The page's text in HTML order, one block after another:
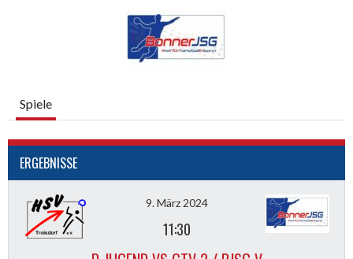
Spiele
ERGEBNISSE
9. März 2024
11:30